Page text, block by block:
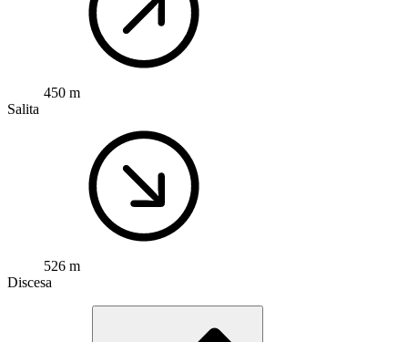
450 m
Salita
526 m
Discesa